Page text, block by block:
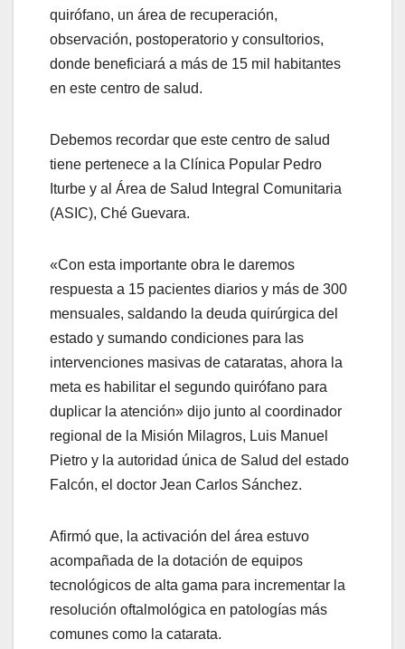
quirófano, un área de recuperación,
observación, postoperatorio y consultorios,
donde beneficiará a más de 15 mil habitantes
en este centro de salud.
Debemos recordar que este centro de salud
tiene pertenece a la Clínica Popular Pedro
Iturbe y al Área de Salud Integral Comunitaria
(ASIC), Ché Guevara.
«Con esta importante obra le daremos
respuesta a 15 pacientes diarios y más de 300
mensuales, saldando la deuda quirúrgica del
estado y sumando condiciones para las
intervenciones masivas de cataratas, ahora la
meta es habilitar el segundo quirófano para
duplicar la atención» dijo junto al coordinador
regional de la Misión Milagros, Luis Manuel
Pietro y la autoridad única de Salud del estado
Falcón, el doctor Jean Carlos Sánchez.
Afirmó que, la activación del área estuvo
acompañada de la dotación de equipos
tecnológicos de alta gama para incrementar la
resolución oftalmológica en patologías más
comunes como la catarata.